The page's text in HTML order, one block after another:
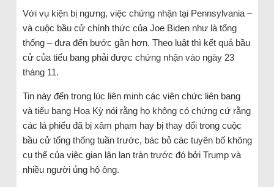
Với vụ kiện bị ngưng, việc chứng nhận tại Pennsylvania –
và cuộc bầu cử chính thức của Joe Biden như là tổng
thống – đưa đến bước gần hơn. Theo luật thì kết quả bầu
cử của tiểu bang phải được chứng nhận vào ngày 23
tháng 11.
Tin này đến trong lúc liên minh các viên chức liên bang
và tiểu bang Hoa Kỳ nói rằng họ không có chứng cứ rằng
các lá phiếu đã bị xâm phạm hay bị thay đổi trong cuộc
bầu cử tổng thống tuần trước, bác bỏ các tuyên bố không
cụ thể của việc gian lận lan tràn trước đó bởi Trump và
nhiều người ủng hộ ông.